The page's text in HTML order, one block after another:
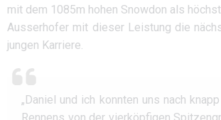
mit dem 1085m hohen Snowdon als
Ausserhofer mit dieser Leistung die
jungen Karriere.
„Daniel und ich konnten uns nach